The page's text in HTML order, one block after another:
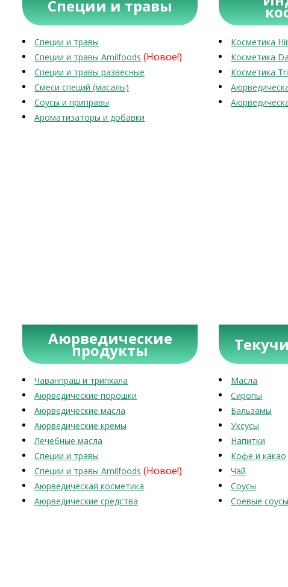
Специи и травы
Специи и травы
Специи и травы Amilfoods (Новое!)
Специи и травы развесные
Смеси специй (масалы)
Соусы и приправы
Ароматизаторы и добавки
Косметика
Косметика
Косметика
Аюрведические
продукты
Чаванпраш и трипхала
Аюрведические порошки
Аюрведические масла
Аюрведические кремы
Лечебные масла
Специи и травы
Специи и травы Amilfoods (Новое!)
Аюрведическая косметика
Аюрведические средства
Масла
Сиропы
Бальзамы
Уксусы
Напитки
Кофе и какао
Чай
Соусы
Соевые соусы